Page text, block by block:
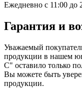
Ежедневно с 11:00 до
Гарантия и
Уважаемый
продукции в нашем
С" оставило только
Вы можете быть
продукции.